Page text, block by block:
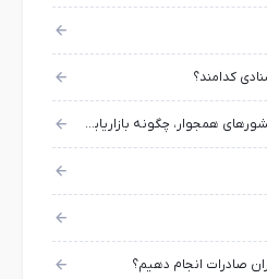
کدامند؟
در کشورهای مختلف؛ به‌ویژه کشورهای همجوار، چگونه بازاریابی کنیم و مشتریان کالاهای خود را پیدا کنیم؟
صادرات انجام دهیم؟